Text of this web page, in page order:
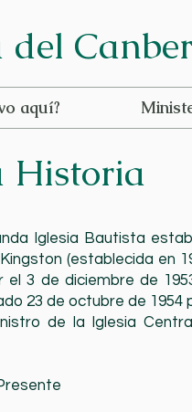
del
aquí?
Historia
Iglesia Bautista
(establecida en
3 de diciembre de
23 de octubre de 1954
de la Iglesia